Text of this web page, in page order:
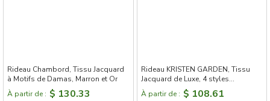
Rideau Chambord, Tissu Jacquard
à Motifs de Damas, Marron et Or
À partir de : $ 130.33
Rideau KRISTEN GARDEN, Tissu
Jacquard de Luxe, 4 styles
disponibles
À partir de : $ 108.61